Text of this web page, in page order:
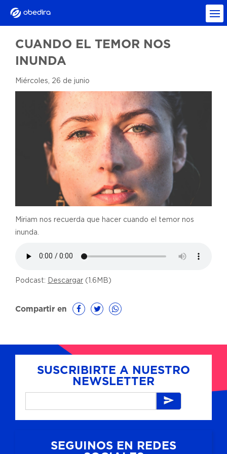
CUANDO EL TEMOR NOS
INUNDA
Miércoles, 26 de junio
Miriam nos recuerda que hacer cuando el temor nos
inunda.
Podcast: Descargar (1.6MB)
Compartir en
SUSCRIBIRTE A NUESTRO
NEWSLETTER
SEGUINOS EN REDES